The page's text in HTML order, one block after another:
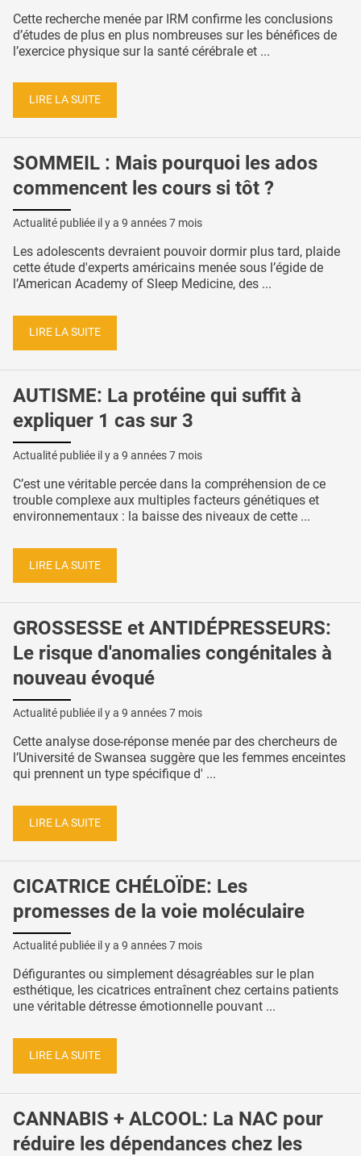
Cette recherche menée par IRM confirme les conclusions
d’études de plus en plus nombreuses sur les bénéfices de
l’exercice physique sur la santé cérébrale et ...
LIRE LA SUITE
SOMMEIL : Mais pourquoi les ados
commencent les cours si tôt ?
Actualité publiée il y a 9 années 7 mois
Les adolescents devraient pouvoir dormir plus tard, plaide
cette étude d'experts américains menée sous l’égide de
l’American Academy of Sleep Medicine, des ...
LIRE LA SUITE
AUTISME: La protéine qui suffit à
expliquer 1 cas sur 3
Actualité publiée il y a 9 années 7 mois
C’est une véritable percée dans la compréhension de ce
trouble complexe aux multiples facteurs génétiques et
environnementaux : la baisse des niveaux de cette ...
LIRE LA SUITE
GROSSESSE et ANTIDÉPRESSEURS:
Le risque d'anomalies congénitales à
nouveau évoqué
Actualité publiée il y a 9 années 7 mois
Cette analyse dose-réponse menée par des chercheurs de
l’Université de Swansea suggère que les femmes enceintes
qui prennent un type spécifique d' ...
LIRE LA SUITE
CICATRICE CHÉLOÏDE: Les
promesses de la voie moléculaire
Actualité publiée il y a 9 années 7 mois
Défigurantes ou simplement désagréables sur le plan
esthétique, les cicatrices entraînent chez certains patients
une véritable détresse émotionnelle pouvant ...
LIRE LA SUITE
CANNABIS + ALCOOL: La NAC pour
réduire les dépendances chez les